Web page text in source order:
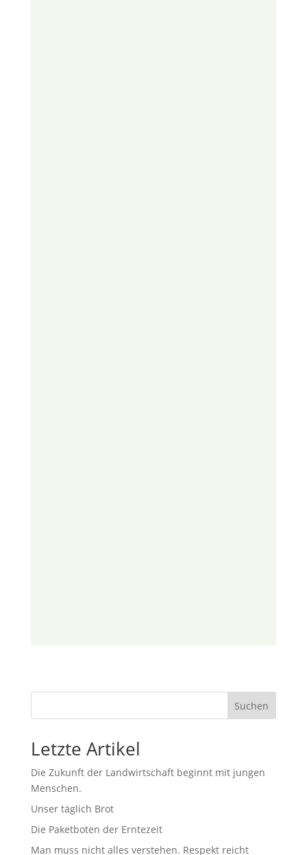
Suchen
Letzte Artikel
Die Zukunft der Landwirtschaft beginnt mit jungen
Menschen.
Unser täglich Brot
Die Paketboten der Erntezeit
Man muss nicht alles verstehen. Respekt reicht